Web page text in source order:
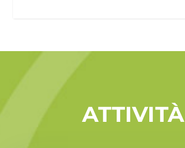
ATTIVITÀ